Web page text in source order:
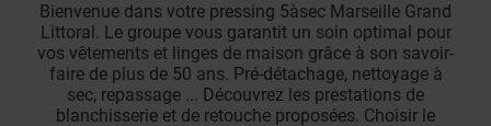
Bienvenue dans votre pressing 5àsec Marseille Grand
Littoral. Le groupe vous garantit un soin optimal pour
vos vêtements et linges de maison grâce à son savoir-
faire de plus de 50 ans. Pré-détachage, nettoyage à
sec, repassage ... Découvrez les prestations de
blanchisserie et de retouche proposées. Choisir le